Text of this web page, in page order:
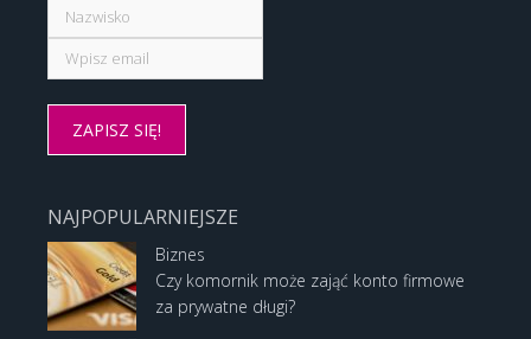
NAJPOPULARNIEJSZE
Biznes
Czy komornik może zająć konto firmowe
za prywatne długi?